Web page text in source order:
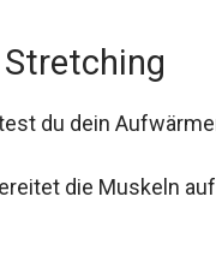
du dein
die Muskeln